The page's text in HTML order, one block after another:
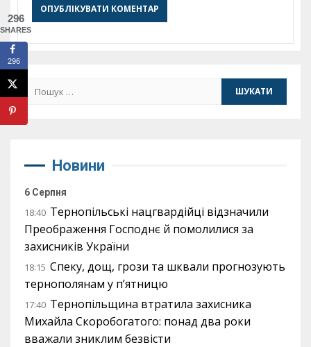
Пошук:
Новини
6 Серпня
18:40 Тернопільські нацгвардійці відзначили
Преображення Господнє й помолилися за
захисників України
18:15 Спеку, дощ, грози та шквали прогнозують
тернополянам у п’ятницю
17:40 Тернопільщина втратила захисника
Михайла Скоробогатого: понад два роки
вважали зниклим безвісти
296
SHARES
296